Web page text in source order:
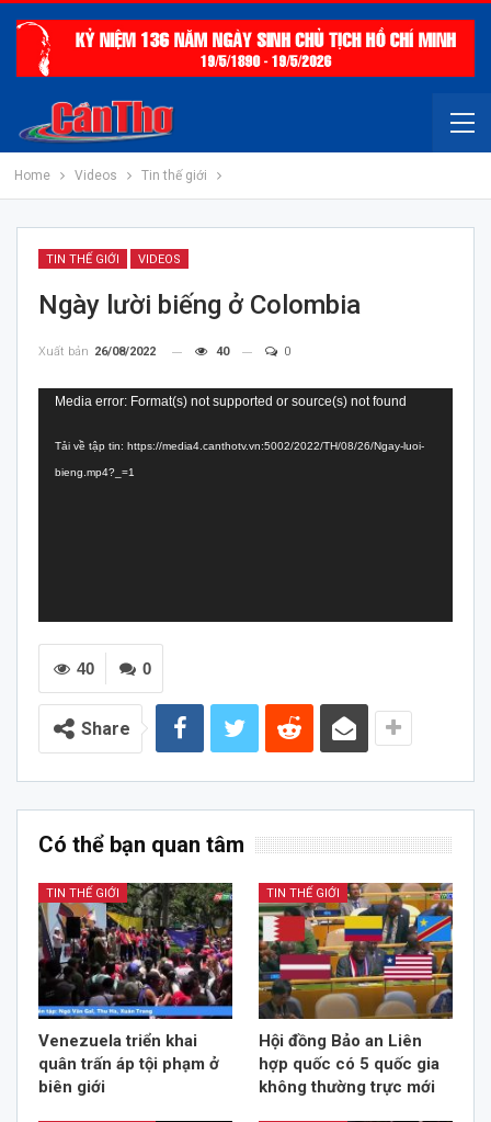
Home Videos Tin thế giới
TIN THẾ GIỚI VIDEOS
Ngày lười biếng ở Colombia
Xuất bản 26/08/2022 40 0
Trình
Video
Media error: Format(s) not supported or source(s) not found
Tải về tập tin: https://media4.canthotv.vn:5002/2022/TH/08/26/Ngay-luoi-
bieng.mp4?_=1
0
40
Share
Có thể bạn quan tâm
TIN THẾ GIỚI
Venezuela triển khai
quân trấn áp tội phạm ở
biên giới
TIN THẾ GIỚI
Hội đồng Bảo an Liên
hợp quốc có 5 quốc gia
không thường trực mới